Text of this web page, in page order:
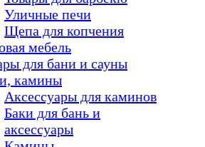
Уличные печи
Щепа для копчения
мебель
для бани и сауны
камины
Аксессуары для каминов
Баки для бань и
аксессуары